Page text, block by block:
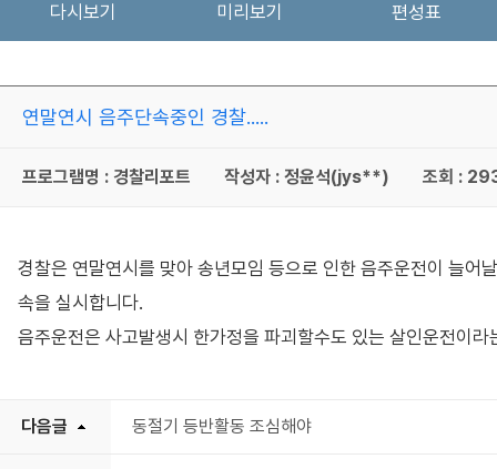
다시보기 미리보기 편성표
연말연시 음주단속중인 경찰.....
프로그램명 : 경찰리포트 작성자 : 정윤석(jys**) 조회 :
경찰은 연말연시를 맞아 송년모임 등으로 인한 음주운전이 늘어
속을 실시합니다.
음주운전은 사고발생시 한가정을 파괴할수도 있는 살인운전이
다음글 동절기 등반활동 조심해야